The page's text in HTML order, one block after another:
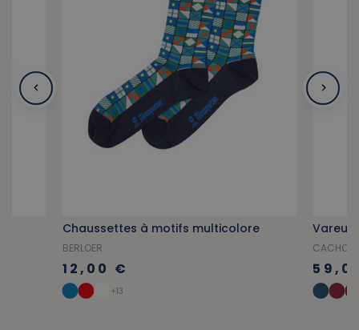
Chaussettes à motifs multicolore
BERLOER
12,00 €
+13
CACHOU